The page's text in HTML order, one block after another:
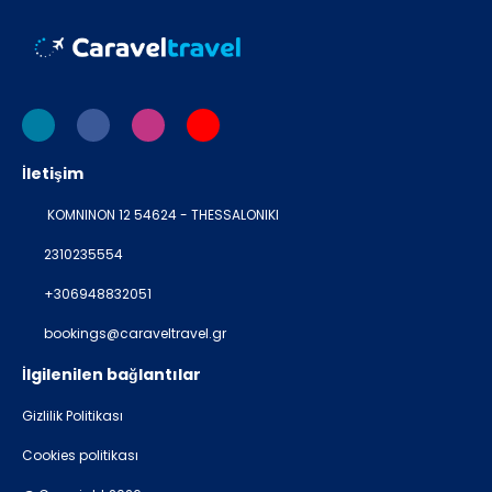
İletişim
KOMNINON 12 54624 - THESSALONIKI
2310235554
+306948832051
bookings@caraveltravel.gr
İlgilenilen bağlantılar
Gizlilik Politikası
Cookies politikası